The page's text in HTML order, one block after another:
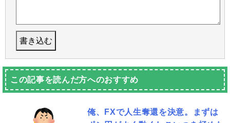
この記事を読んだ方へのおすすめ
俺、FXで人生奪還を決意。まずは